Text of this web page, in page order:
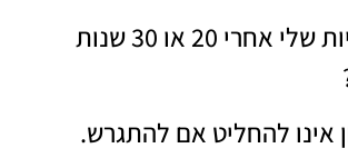
מה הזכויות שלי אחרי 20 או 30 שנות
אינו להחליט אם להתגרש.